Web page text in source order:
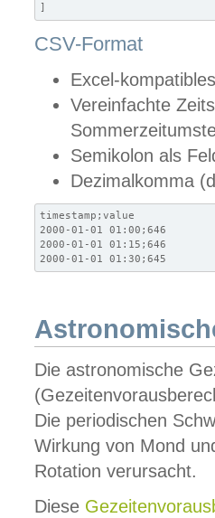
]
CSV-Format
Excel-
Vereinfachte
Semikolon als
Dezimalkomma
timestamp;value
2000-01-01 01:00;646
2000-01-01 01:15;646
2000-01-01 01:30;645
Die astronomische
Die periodischen
Wirkung von Mond
Rotation verursacht.
Diese